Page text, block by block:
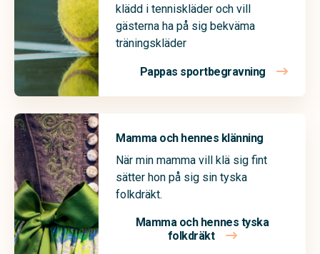
klädd i tenniskläder och vill
gästerna ha på sig bekväma
träningskläder
Pappas sportbegravning
Mamma och hennes klänning
När min mamma vill klä sig fint
sätter hon på sig sin tyska
folkdräkt.
Mamma och hennes tyska
folkdräkt